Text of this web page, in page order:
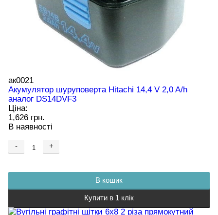
ак0021
Акумулятор шуруповерта Hitachi 14,4 V 2,0 A/h
аналог DS14DVF3
Ціна:
1,626 грн.
В наявності
- +
В кошик
Купити в 1 клік